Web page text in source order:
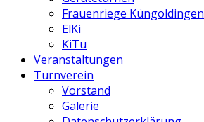
Frauenriege Küngoldingen
ElKi
KiTu
Veranstaltungen
Turnverein
Vorstand
Galerie